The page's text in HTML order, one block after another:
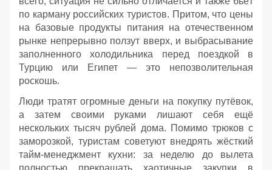
по карману российских туристов. Притом, что цены
на базовые продукты питания на отечественном
рынке непрерывно ползут вверх, и выбрасывание
заполненного холодильника перед поездкой в
Турцию или Египет — это непозволительная
роскошь.
Люди тратят огромные деньги на покупку путёвок,
а затем своими руками лишают себя ещё
нескольких тысяч рублей дома. Помимо трюков с
заморозкой, туристам советуют внедрять жёсткий
тайм-менеджмент кухни: за неделю до вылета
полностью прекращать хаотичные закупки в